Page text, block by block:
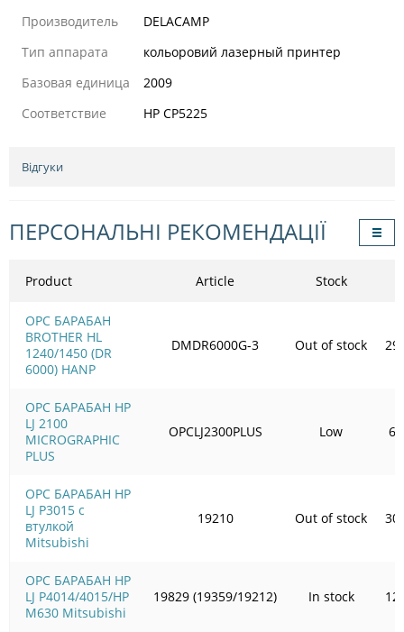
Производитель
DELACAMP
Тип аппарата
кольоровий лазерный принтер
Базовая единица
2009
Соответствие
HP CP5225
Відгуки
ПЕРСОНАЛЬНІ РЕКОМЕНДАЦІЇ
Product
OPC БАРАБАН
BROTHER HL
1240/1450 (DR
6000) HANP
OPC БАРАБАН HP
LJ 2100
MICROGRAPHIC
PLUS
OPC БАРАБАН HP
LJ P3015 с
втулкой
Mitsubishi
OPC БАРАБАН HP
LJ P4014/4015/HP
M630 Mitsubishi
Article Stock
DMDR6000G-3 Out of stock
OPCLJ2300PLUS Low
19210 Out of stock
19829 (19359/19212) In stock